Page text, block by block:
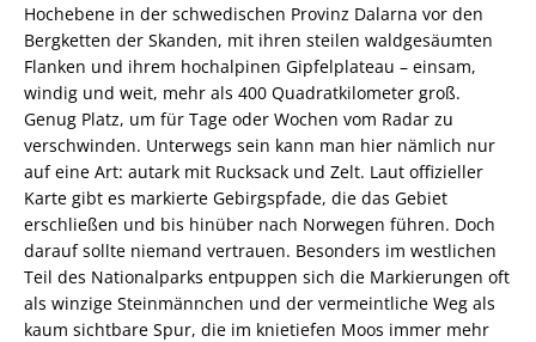
Hochebene in der schwedischen Provinz Dalarna vor den
Bergketten der Skanden, mit ihren steilen waldgesäumten
Flanken und ihrem hochalpinen Gipfelplateau – einsam,
windig und weit, mehr als 400 Quadratkilometer groß.
Genug Platz, um für Tage oder Wochen vom Radar zu
verschwinden. Unterwegs sein kann man hier nämlich nur
auf eine Art: autark mit Rucksack und Zelt. Laut offizieller
Karte gibt es markierte Gebirgspfade, die das Gebiet
erschließen und bis hinüber nach Norwegen führen. Doch
darauf sollte niemand vertrauen. Besonders im westlichen
Teil des Nationalparks entpuppen sich die Markierungen oft
als winzige Steinmännchen und der vermeintliche Weg als
kaum sichtbare Spur, die im knietiefen Moos immer mehr